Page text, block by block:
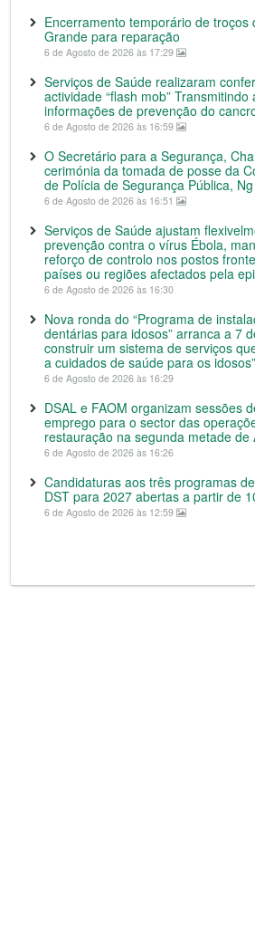
Encerramento temporário de troços
Grande para reparação
6 de Agosto de 2026 às 17:29
Serviços de Saúde realizaram
actividade “flash mob”
informações de prevenção do
6 de Agosto de 2026 às 16:59
O Secretário para a Segurança,
cerimónia da tomada de posse da
de Polícia de Segurança Pública,
6 de Agosto de 2026 às 16:51
Serviços de Saúde ajustam
prevenção contra o vírus Ébola,
reforço de controlo nos postos
países ou regiões afectados pela
6 de Agosto de 2026 às 16:30
Nova ronda do “Programa de
dentárias para idosos” arranca a 7
construir um sistema de serviços
a cuidados de saúde para os idosos”
6 de Agosto de 2026 às 16:29
DSAL e FAOM organizam sessões
emprego para o sector das
restauração na segunda metade de
6 de Agosto de 2026 às 16:26
Candidaturas aos três programas
DST para 2027 abertas a partir de
6 de Agosto de 2026 às 12:59